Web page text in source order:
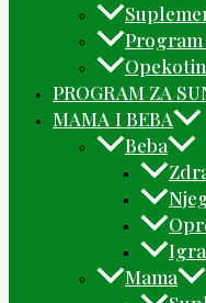
Program
PROGRAM ZA
MAMA I BEBA
Beba
Mama